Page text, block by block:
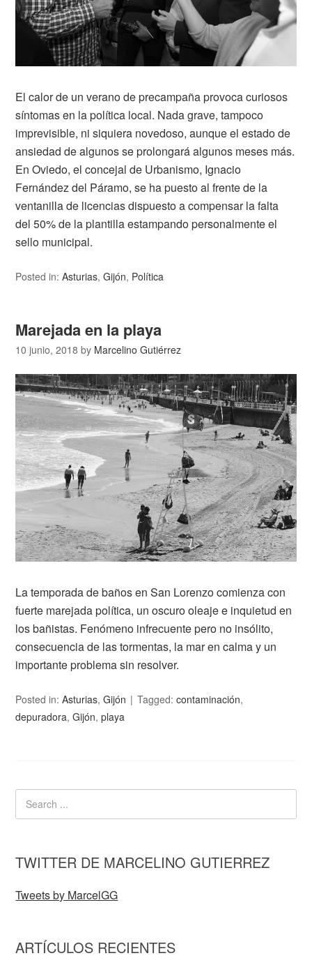
El calor de un verano de precampaña provoca curiosos
síntomas en la política local. Nada grave, tampoco
imprevisible, ni siquiera novedoso, aunque el estado de
ansiedad de algunos se prolongará algunos meses más.
En Oviedo, el concejal de Urbanismo, Ignacio
Fernández del Páramo, se ha puesto al frente de la
ventanilla de licencias dispuesto a compensar la falta
del 50% de la plantilla estampando personalmente el
sello municipal.
Posted in:Asturias,Gijón, Política
Marejada en la playa
10 junio, 2018 by Marcelino Gutiérrez
La temporada de baños en San Lorenzo comienza con
fuerte marejada política, un oscuro oleaje e inquietud en
los bañistas. Fenómeno infrecuente pero no insólito,
consecuencia de las tormentas, la mar en calma y un
importante problema sin resolver.
Posted in:Asturias,Gijón Tagged:contaminación,
depuradora,Gijón,playa
TWITTER DE MARCELINO GUTIERREZ
Tweets by MarcelGG
ARTÍCULOS RECIENTES